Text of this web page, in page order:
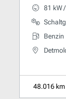
81 kW
Benzin
48.016 km